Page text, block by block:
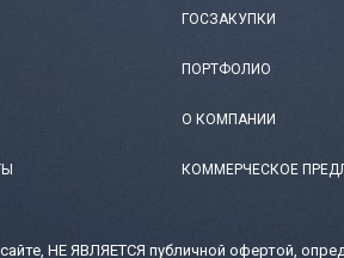
ГОСЗАКУПКИ
ПОРТФОЛИО
О КОМПАНИИ
КОММЕРЧЕСКОЕ
НЕ ЯВЛЯЕТСЯ публичной офертой,